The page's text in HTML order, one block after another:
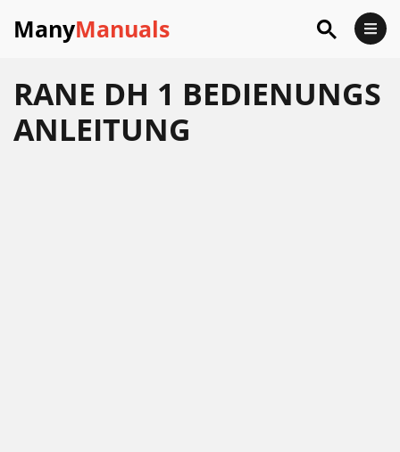
ManyManuals
RANE DH 1 BEDIENUNGS
ANLEITUNG